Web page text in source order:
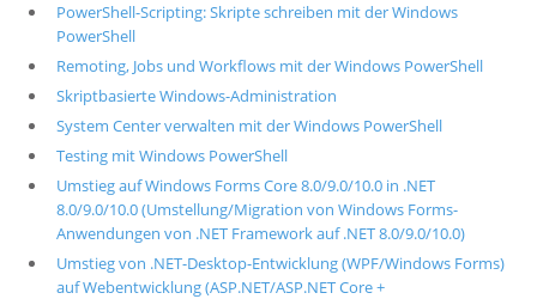
PowerShell-Scripting: Skripte schreiben mit der Windows
PowerShell
Remoting, Jobs und Workflows mit der Windows PowerShell
Skriptbasierte Windows-Administration
System Center verwalten mit der Windows PowerShell
Testing mit Windows PowerShell
Umstieg auf Windows Forms Core 8.0/9.0/10.0 in .NET
8.0/9.0/10.0 (Umstellung/Migration von Windows Forms-
Anwendungen von .NET Framework auf .NET 8.0/9.0/10.0)
Umstieg von .NET-Desktop-Entwicklung (WPF/Windows Forms)
auf Webentwicklung (ASP.NET/ASP.NET Core +